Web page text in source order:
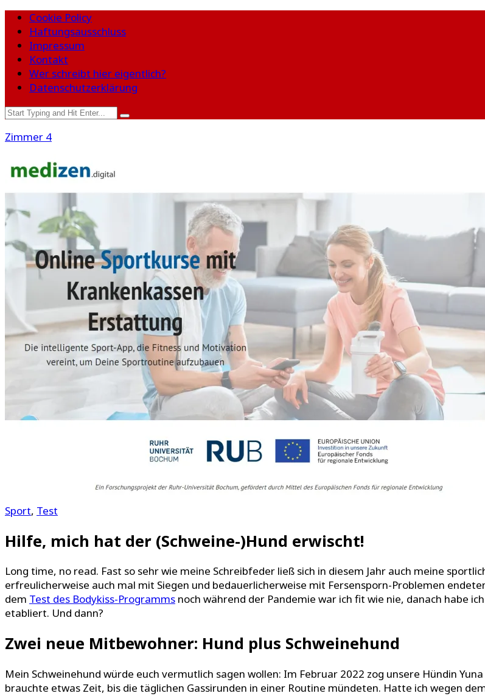
Cookie Policy
Haftungsausschluss
Impressum
Kontakt
Wer schreibt hier eigentlich?
Datenschutzerklärung
Zimmer 4
Sport, Test
Hilfe, mich hat der (Schweine-)Hund erwischt!
Long time, no read. Fast so sehr wie meine Schreibfeder ließ sich in diesem Jahr auch meine
erfreulicherweise auch mal mit Siegen und bedauerlicherweise mit Fersensporn-Problemen
dem Test des Bodykiss-Programms noch während der Pandemie war ich fit wie nie, danach habe
etabliert. Und dann?
Zwei neue Mitbewohner: Hund plus Schweinehund
Mein Schweinehund würde euch vermutlich sagen wollen: Im Februar 2022 zog unsere Hündin
brauchte etwas Zeit, bis die täglichen Gassirunden in einer Routine mündeten. Hatte ich wegen